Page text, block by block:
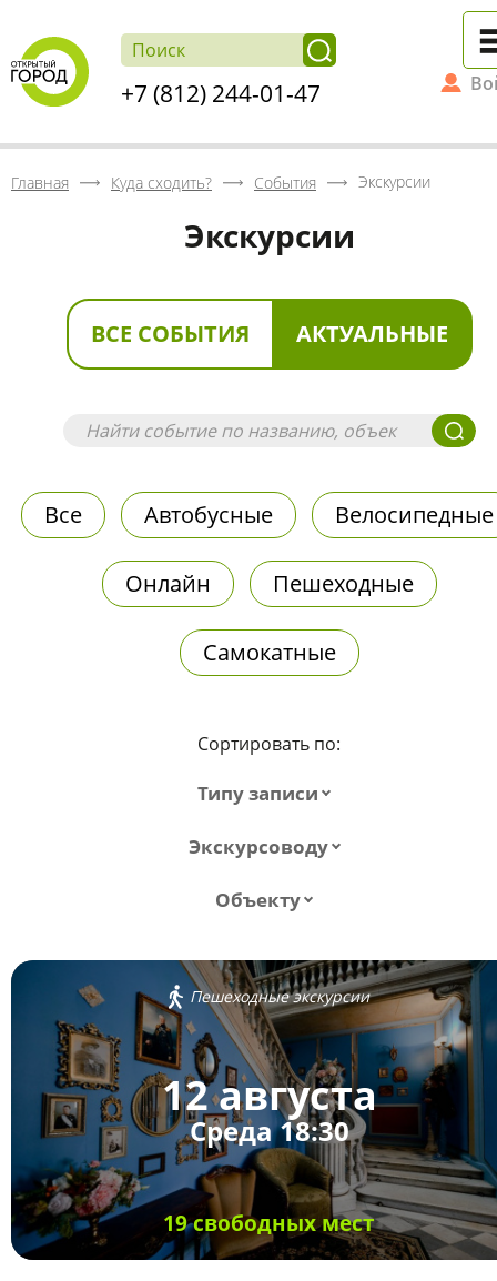
+7 (812) 244-01-47
Главная Куда сходить? События Экскурсии
Экскурсии
ВСЕ СОБЫТИЯ АКТУАЛЬНЫЕ
Все Автобусные Велосипедные
Онлайн Пешеходные
Самокатные
Сортировать по:
Типу записи
Экскурсоводу
Объекту
Пешеходные экскурсии
12 августа
Среда 18:30
19 свободных мест